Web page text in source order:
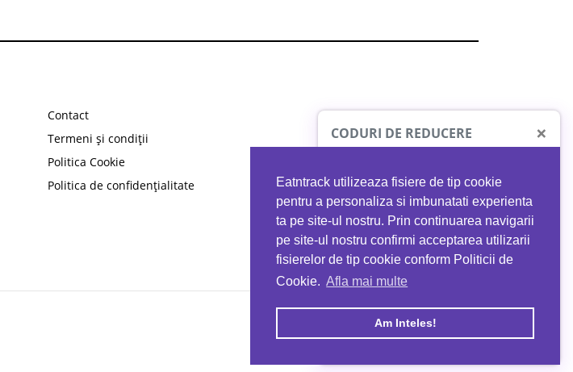
Eatntrack utilizeaza fisiere de tip cookie
pentru a personaliza si imbunatati experienta
ta pe site-ul nostru. Prin continuarea navigarii
pe site-ul nostru confirmi acceptarea utilizarii
fisierelor de tip cookie conform Politicii de
Cookie. Afla mai multe
Am Inteles!
Contact
Termeni și condiții
Politica Cookie
Politica de confidențialitate
CODURI DE REDUCERE ×
PROTO41
reducere la orice comandă
EATNTRACK
MYPROTEIN
Ai40%reducere la orice comandă
folosind codul EATTRACK